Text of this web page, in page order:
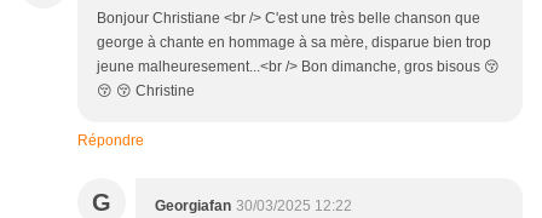
Bonjour Christiane <br /> C'est une très belle chanson que
george à chante en hommage à sa mère, disparue bien trop
jeune malheuresement...<br /> Bon dimanche, gros bisous 😚
😚 😚 Christine
Répondre
G Georgiafan 30/03/2025 12:22